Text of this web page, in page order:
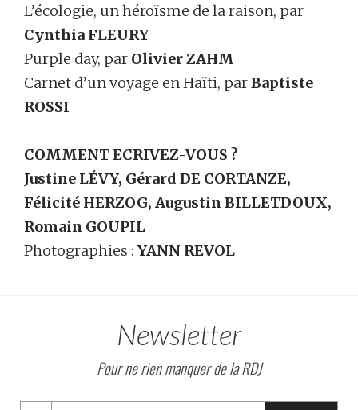
L’écologie, un héroïsme de la raison, par
Cynthia FLEURY
Purple day, par Olivier ZAHM
Carnet d’un voyage en Haïti, parBaptiste
ROSSI
COMMENT ECRIVEZ-VOUS ?
Justine LÉVY, Gérard DE CORTANZE,
Félicité HERZOG, Augustin BILLETDOUX,
Romain GOUPIL
Photographies : YANN REVOL​
Newsletter
Pour ne rien manquer de la RDJ